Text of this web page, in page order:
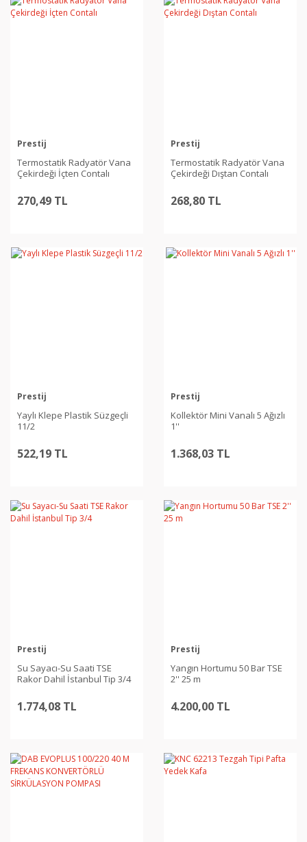
Prestij
Termostatik Radyatör Vana
Çekirdeği İçten Contalı
270,49 TL
Prestij
Termostatik Radyatör Vana
Çekirdeği Dıştan Contalı
268,80 TL
Prestij
Yaylı Klepe Plastik Süzgeçli
11/2
522,19 TL
Prestij
Kollektör Mini Vanalı 5 Ağızlı
1''
1.368,03 TL
Prestij
Su Sayacı-Su Saati TSE
Rakor Dahil İstanbul Tip 3/4
1.774,08 TL
Prestij
Yangın Hortumu 50 Bar TSE
2'' 25 m
4.200,00 TL